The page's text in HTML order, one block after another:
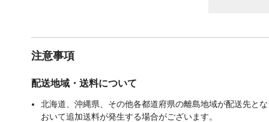
注意事項
配送地域・送料について
北海道、沖縄県、その他各都道府県の離島地域が配送先と
おいて追加送料が発生する場合がございます。